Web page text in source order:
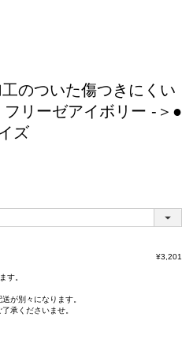
のついた傷つきにくい
フリーゼアイボリー -＞●
ズ
¥3,201
す。
が別々 になります。
承くださいませ。